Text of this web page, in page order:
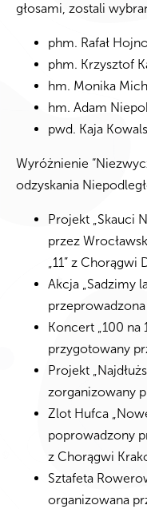
głosami, zostali
phm. Rafał
phm. Krzysztof
hm. Monika
hm. Adam
pwd. Kaja
Wyróżnienie
odzyskania
Projekt „Skauci
przez
„11” z Chorągwi
Akcja „Sadzimy
Koncert „100 na
przygotowany
Projekt
zorganizowany
Zlot Hufca
poprowadzony
z Chorągwi
Sztafeta
organizowana